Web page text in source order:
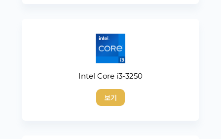
Intel Core i3-3250
보기